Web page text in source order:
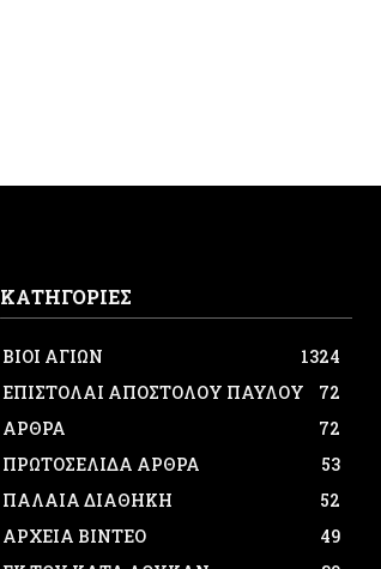
ΚΑΤΗΓΟΡΙΕΣ
ΒΙΟΙ ΑΓΙΩΝ
1324
ΕΠΙΣΤΟΛΑΙ ΑΠΟΣΤΟΛΟΥ ΠΑΥΛΟΥ
72
ΑΡΘΡΑ
72
ΠΡΩΤΟΣΕΛΙΔΑ ΑΡΘΡΑ
53
ΠΑΛΑΙΑ ΔΙΑΘΗΚΗ
52
ΑΡΧΕΙΑ ΒΙΝΤΕΟ
49